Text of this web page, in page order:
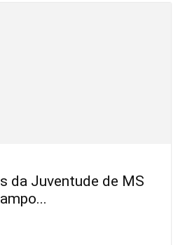
da Juventude de MS